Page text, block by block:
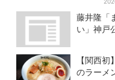
ニュー
藤井隆「
い」神戸
【関西
のラーメ